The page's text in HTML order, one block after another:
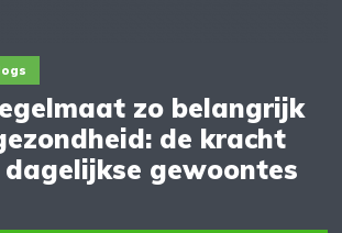
zo belangrijk
de kracht
gewoontes